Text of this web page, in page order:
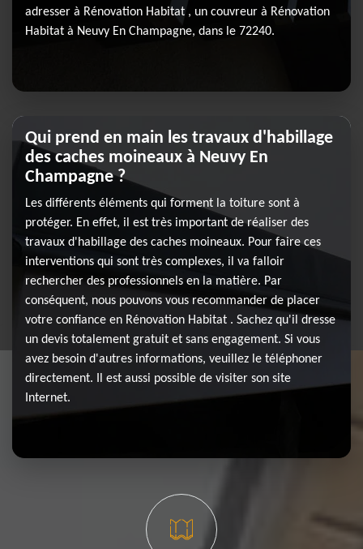
adresser à Rénovation Habitat , un couvreur à Rénovation
Habitat à Neuvy En Champagne, dans le 72240.
Qui prend en main les travaux d'habillage
des caches moineaux à Neuvy En
Champagne ?
Les différents éléments qui forment la toiture sont à
protéger. En effet, il est très important de réaliser des
travaux d'habillage des caches moineaux. Pour faire ces
interventions qui sont très complexes, il va falloir
rechercher des professionnels en la matière. Par
conséquent, nous pouvons vous recommander de placer
votre confiance en Rénovation Habitat . Sachez qu'il dresse
un devis totalement gratuit et sans engagement. Si vous
avez besoin d'autres informations, veuillez le téléphoner
directement. Il est aussi possible de visiter son site
Internet.